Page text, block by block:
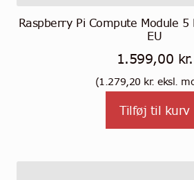
Raspberry Pi Compute Module
EU
1.599,00 kr.
(1.279,20 kr. eksl.
Tilføj til kurv